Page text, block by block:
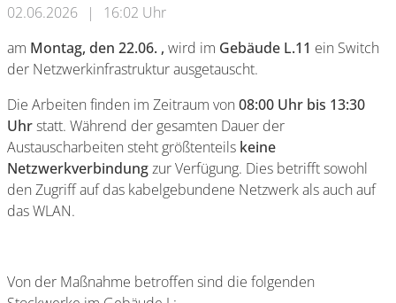
02.06.2026 |
16:02 Uhr
am Montag, den 22.06. , wird im Gebäude L.11 ein Switch
der Netzwerkinfrastruktur ausgetauscht.
Die Arbeiten finden im Zeitraum von 08:00 Uhr bis 13:30
Uhrstatt. Während der gesamten Dauer der
Austauscharbeiten steht größtenteils keine
Netzwerkverbindungzur Verfügung. Dies betrifft sowohl
den Zugriff auf das kabelgebundene Netzwerk als auch auf
das WLAN.
Von der Maßnahme betroffen sind die folgenden